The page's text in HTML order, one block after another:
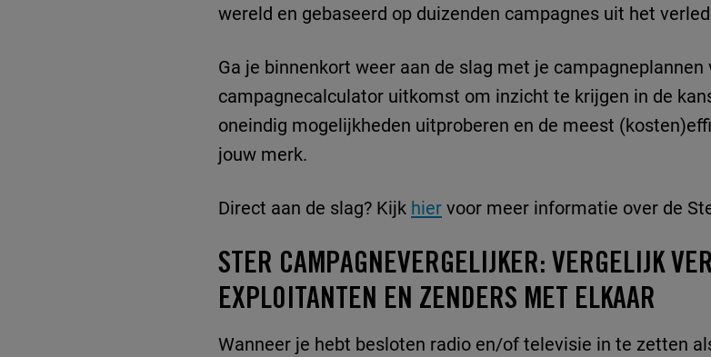
wereld en gebaseerd op duizenden campagnes uit het
Ga je binnenkort weer aan de slag met je campagneplannen
campagnecalculator uitkomst om inzicht te krijgen in de
oneindig mogelijkheden uitproberen en de meest
jouw merk.
Direct aan de slag? Kijk hier voor meer informatie over de
STER CAMPAGNEVERGELIJKER: VERGELIJK
EXPLOITANTEN EN ZENDERS MET ELKAAR
Wanneer je hebt besloten radio en/of televisie in te zetten